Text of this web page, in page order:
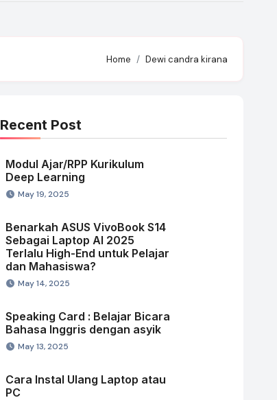
Home Dewi candra kirana
Recent Post
Modul Ajar/RPP Kurikulum
Deep Learning
May 19, 2025
Benarkah ASUS VivoBook S14
Sebagai Laptop AI 2025
Terlalu High-End untuk Pelajar
dan Mahasiswa?
May 14, 2025
Speaking Card : Belajar Bicara
Bahasa Inggris dengan asyik
May 13, 2025
Cara Instal Ulang Laptop atau
PC